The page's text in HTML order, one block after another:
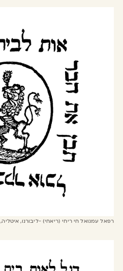
רפאל עמנואל חי ריחי (ריאחי) -ליבורנו, איטליה, 1742